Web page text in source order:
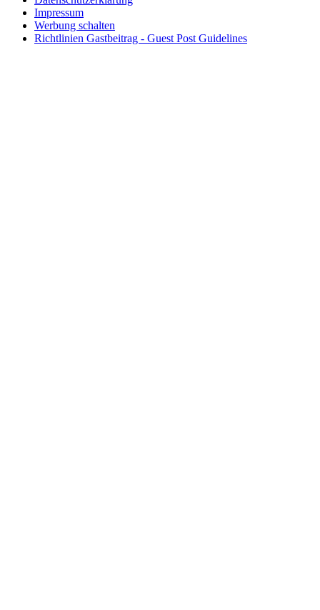
Impressum
Werbung schalten
Richtlinien Gastbeitrag - Guest Post Guidelines